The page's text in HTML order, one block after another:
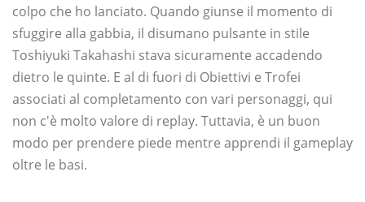
colpo che ho lanciato. Quando giunse il momento di
sfuggire alla gabbia, il disumano pulsante in stile
Toshiyuki Takahashi stava sicuramente accadendo
dietro le quinte. E al di fuori di Obiettivi e Trofei
associati al completamento con vari personaggi, qui
non c'è molto valore di replay. Tuttavia, è un buon
modo per prendere piede mentre apprendi il gameplay
oltre le basi.